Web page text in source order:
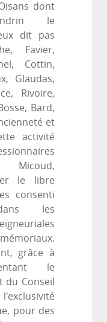
dont
le
dit pas
Favier,
Cottin,
Glaudas,
Rivoire,
Bard,
et
activité
Micoud,
le libre
consenti
les
grâce à
le
Conseil
pour des